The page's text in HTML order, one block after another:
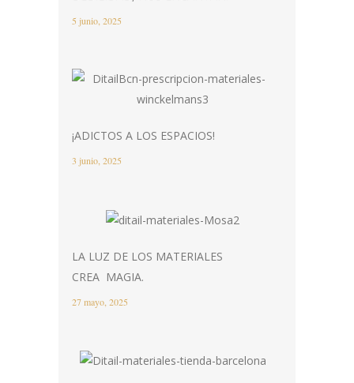
5 junio, 2025
¡ADICTOS A LOS ESPACIOS!
3 junio, 2025
LA LUZ DE LOS MATERIALES
CREA MAGIA.
27 mayo, 2025